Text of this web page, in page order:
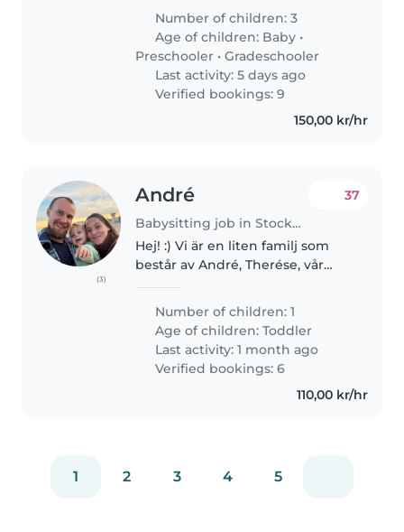
ett förskolebarn och ett
skolbarn. Vi behöver någon som
är bekväm med både
matlagning och..
Number of children: 3
Age of children: Baby •
Preschooler •Gradeschooler
Last activity: 5 days ago
Verified bookings: 9
150,00 kr/hr
(3)
André
Babysitting job in Stockholm
37
Hej! :) Vi är en liten familj som
består av André, Therése, vår
gammal och vår katt Sture. Vi
bor i ett flerfamiljshus i
Enskededalen. Signe är en
nyfiken,..
Number of children: 1
Age of children:Toddler
Last activity: 1 month ago
Verified bookings: 6
110,00 kr/hr
1 2 3 4 5